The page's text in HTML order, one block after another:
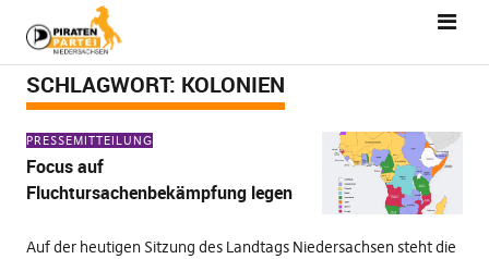
SCHLAGWORT: KOLONIEN
PRESSEMITTEILUNG
Focus auf
Fluchtursachenbekämpfung legen
Auf der heutigen Sitzung des Landtags Niedersachsen steht die